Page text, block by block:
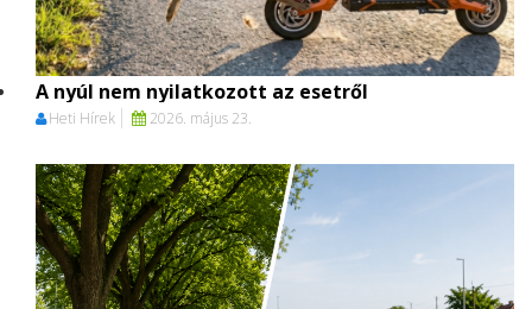
A nyúl nem nyilatkozott az esetről
Heti Hírek 2026. május 23.